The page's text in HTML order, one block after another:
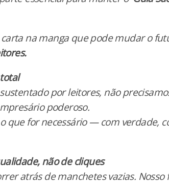
na manga que pode mudar o
por leitores, não
poderoso.
que for necessário — com verdade,
não de cliques
atrás de manchetes vazias. Nosso